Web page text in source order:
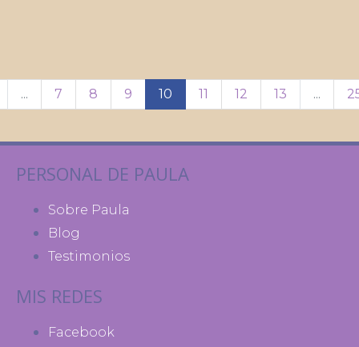
... 7 8 9 10 11 12 13 ...
PERSONAL DE PAULA
Sobre Paula
Blog
Testimonios
MIS REDES
Facebook